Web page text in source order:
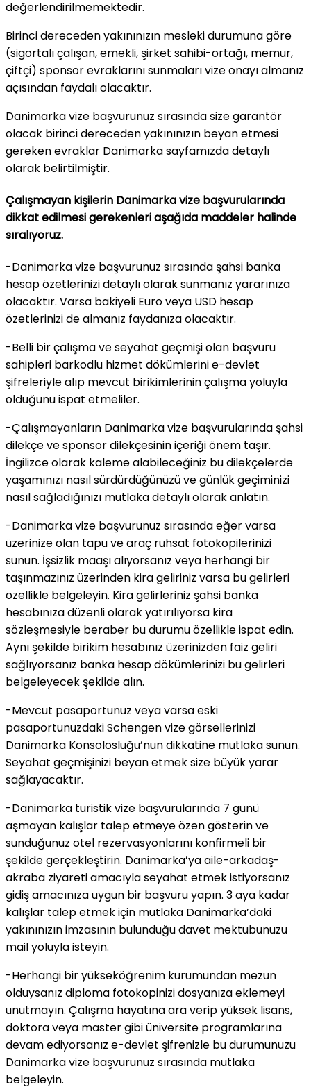
değerlendirilmemektedir.
Birinci dereceden yakınınızın mesleki durumuna göre
(sigortalı çalışan, emekli, şirket sahibi-ortağı, memur,
çiftçi) sponsor evraklarını sunmaları vize onayı almanız
açısından faydalı olacaktır.
Danimarka vize başvurunuz sırasında size garantör
olacak birinci dereceden yakınınızın beyan etmesi
gereken evraklar Danimarka sayfamızda detaylı
olarak belirtilmiştir.
Çalışmayan kişilerin Danimarka vize başvurularında
dikkat edilmesi gerekenleri aşağıda maddeler halinde
sıralıyoruz.
-Danimarka vize başvurunuz sırasında şahsi banka
hesap özetlerinizi detaylı olarak sunmanız yararınıza
olacaktır. Varsa bakiyeli Euro veya USD hesap
özetlerinizi de almanız faydanıza olacaktır.
-Belli bir çalışma ve seyahat geçmişi olan başvuru
sahipleri barkodlu hizmet dökümlerini e-devlet
şifreleriyle alıp mevcut birikimlerinin çalışma yoluyla
olduğunu ispat etmeliler.
-Çalışmayanların Danimarka vize başvurularında şahsi
dilekçe ve sponsor dilekçesinin içeriği önem taşır.
İngilizce olarak kaleme alabileceğiniz bu dilekçelerde
yaşamınızı nasıl sürdürdüğünüzü ve günlük geçiminizi
nasıl sağladığınızı mutlaka detaylı olarak anlatın.
-Danimarka vize başvurunuz sırasında eğer varsa
üzerinize olan tapu ve araç ruhsat fotokopilerinizi
sunun. İşsizlik maaşı alıyorsanız veya herhangi bir
taşınmazınız üzerinden kira geliriniz varsa bu gelirleri
özellikle belgeleyin. Kira gelirleriniz şahsi banka
hesabınıza düzenli olarak yatırılıyorsa kira
sözleşmesiyle beraber bu durumu özellikle ispat edin.
Aynı şekilde birikim hesabınız üzerinizden faiz geliri
sağlıyorsanız banka hesap dökümlerinizi bu gelirleri
belgeleyecek şekilde alın.
-Mevcut pasaportunuz veya varsa eski
pasaportunuzdaki Schengen vize görsellerinizi
Danimarka Konsolosluğu’nun dikkatine mutlaka sunun.
Seyahat geçmişinizi beyan etmek size büyük yarar
sağlayacaktır.
-Danimarka turistik vize başvurularında 7 günü
aşmayan kalışlar talep etmeye özen gösterin ve
sunduğunuz otel rezervasyonlarını konfirmeli bir
şekilde gerçekleştirin. Danimarka’ya aile-arkadaş-
akraba ziyareti amacıyla seyahat etmek istiyorsanız
gidiş amacınıza uygun bir başvuru yapın. 3 aya kadar
kalışlar talep etmek için mutlaka Danimarka’daki
yakınınızın imzasının bulunduğu davet mektubunuzu
mail yoluyla isteyin.
-Herhangi bir yükseköğrenim kurumundan mezun
olduysanız diploma fotokopinizi dosyanıza eklemeyi
unutmayın. Çalışma hayatına ara verip yüksek lisans,
doktora veya master gibi üniversite programlarına
devam ediyorsanız e-devlet şifrenizle bu durumunuzu
Danimarka vize başvurunuz sırasında mutlaka
belgeleyin.